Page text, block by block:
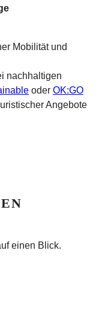
Mobilität und
nachhaltigen
oder OK:GO
Angebote
einen Blick.